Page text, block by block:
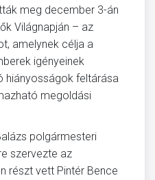
meg december 3-án
Világnapján – az
amelynek célja a
igényeinek
hiányosságok feltárása
megoldási
polgármesteri
szervezte az
részt vett Pintér Bence